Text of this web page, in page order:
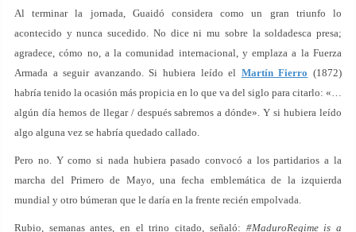
Al terminar la jornada, Guaidó considera como un gran triunfo lo
acontecido y nunca sucedido. No dice ni mu sobre la soldadesca presa;
agradece, cómo no, a la comunidad internacional, y emplaza a la Fuerza
Armada a seguir avanzando. Si hubiera leído el Martín Fierro (1872)
habría tenido la ocasión más propicia en lo que va del siglo para citarlo: «…
algún día hemos de llegar / después sabremos a dónde». Y si hubiera leído
algo alguna vez se habría quedado callado.
Pero no. Y como si nada hubiera pasado convocó a los partidarios a la
marcha del Primero de Mayo, una fecha emblemática de la izquierda
mundial y otro búmeran que le daría en la frente recién empolvada.
Rubio, semanas antes, en el trino citado, señaló: #MaduroRegime is a